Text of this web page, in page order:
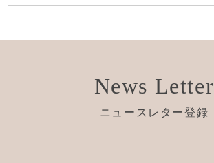
News Letter
ニュースレター登録